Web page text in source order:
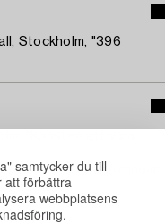
samtycker du till
att förbättra
webbplatsens
Stockholm, "396
"Konsten att vara
by Christer Strömholm